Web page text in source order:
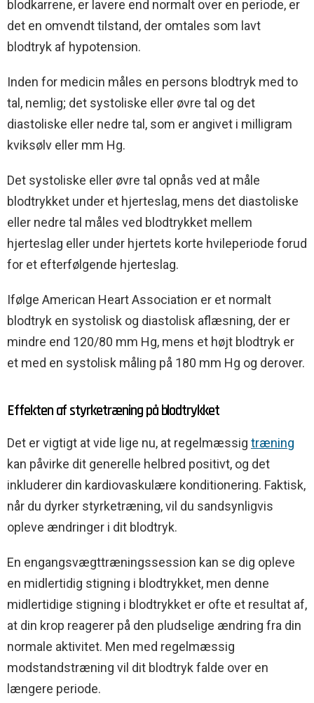
blodkarrene, er lavere end normalt over en periode, er
det en omvendt tilstand, der omtales som lavt
blodtryk af hypotension.
Inden for medicin måles en persons blodtryk med to
tal, nemlig; det systoliske eller øvre tal og det
diastoliske eller nedre tal, som er angivet i milligram
kviksølv eller mm Hg.
Det systoliske eller øvre tal opnås ved at måle
blodtrykket under et hjerteslag, mens det diastoliske
eller nedre tal måles ved blodtrykket mellem
hjerteslag eller under hjertets korte hvileperiode forud
for et efterfølgende hjerteslag.
Ifølge American Heart Association er et normalt
blodtryk en systolisk og diastolisk aflæsning, der er
mindre end 120/80 mm Hg, mens et højt blodtryk er
et med en systolisk måling på 180 mm Hg og derover.
Effekten af styrketræning på blodtrykket
Det er vigtigt at vide lige nu, at regelmæssig træning
kan påvirke dit generelle helbred positivt, og det
inkluderer din kardiovaskulære konditionering. Faktisk,
når du dyrker styrketræning, vil du sandsynligvis
opleve ændringer i dit blodtryk.
En engangsvægttræningssession kan se dig opleve
en midlertidig stigning i blodtrykket, men denne
midlertidige stigning i blodtrykket er ofte et resultat af,
at din krop reagerer på den pludselige ændring fra din
normale aktivitet. Men med regelmæssig
modstandstræning vil dit blodtryk falde over en
længere periode.